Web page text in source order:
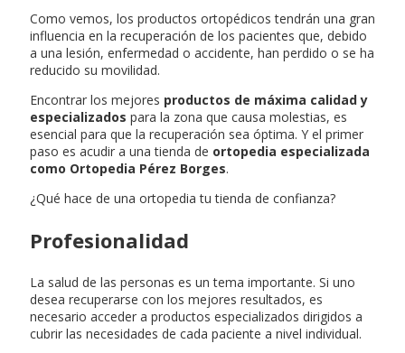
Como vemos, los productos ortopédicos tendrán una gran
influencia en la recuperación de los pacientes que, debido
a una lesión, enfermedad o accidente, han perdido o se ha
reducido su movilidad.
Encontrar los mejores productos de máxima calidad y
especializados para la zona que causa molestias, es
esencial para que la recuperación sea óptima. Y el primer
paso es acudir a una tienda de ortopedia especializada
como Ortopedia Pérez Borges.
¿Qué hace de una ortopedia tu tienda de confianza?
Profesionalidad
La salud de las personas es un tema importante. Si uno
desea recuperarse con los mejores resultados, es
necesario acceder a productos especializados dirigidos a
cubrir las necesidades de cada paciente a nivel individual.